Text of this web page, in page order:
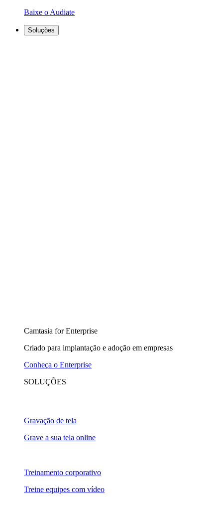
Baixe o Audiate
Soluções
Camtasia for Enterprise
Criado para implantação e adoção em empresas
Conheça o Enterprise
SOLUÇÕES
Gravação de tela
Grave a sua tela online
Treinamento corporativo
Treine equipes com vídeo